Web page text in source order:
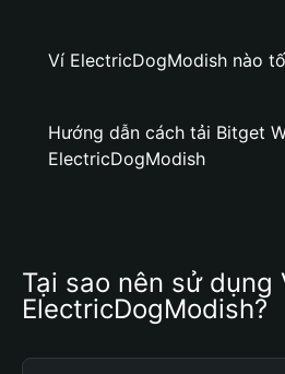
Ví ElectricDogModish nào
Hướng dẫn cách tải Bitget
ElectricDogModish
Tại sao nên sử dụng
ElectricDogModish?